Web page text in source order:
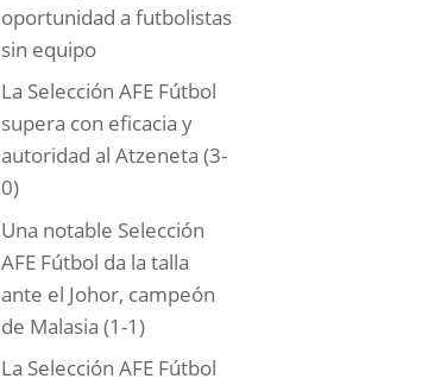
oportunidad a futbolistas
sin equipo
La Selección AFE Fútbol
supera con eficacia y
autoridad al Atzeneta (3-
0)
Una notable Selección
AFE Fútbol da la talla
ante el Johor, campeón
de Malasia (1-1)
La Selección AFE Fútbol